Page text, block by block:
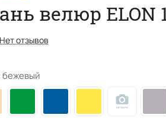
велюр ELON
Нет отзывов
бежевый